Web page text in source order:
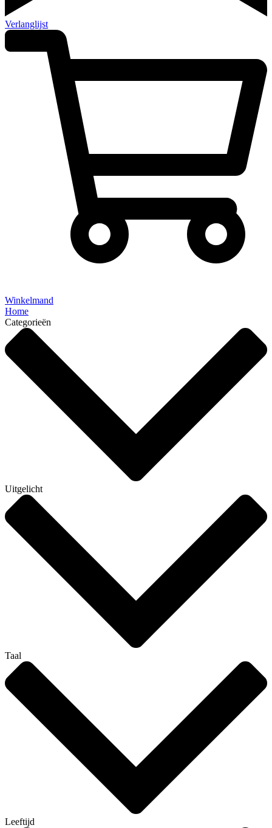
Verlanglijst
Winkelmand
Home
Categorieën
Uitgelicht
Taal
Leeftijd